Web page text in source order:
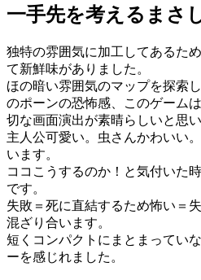
一手先を考えるまさ
独特の雰囲気に加工してあるた
て新鮮味がありました。
ほの暗い雰囲気のマップを探索
のポーンの恐怖感、このゲーム
切な画面演出が素晴らしいと思い
主人公可愛い。虫さんかわいい
います。
ココこうするのか！と気付いた
です。
失敗＝死に直結するため怖い＝
混ざり合います。
短くコンパクトにまとまってい
ーを感じれました。